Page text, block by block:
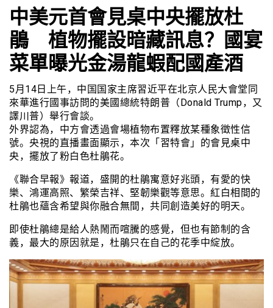
中美元首會見桌中央擺放杜
鵑 植物擺設暗藏訊息？國宴
菜單曝光金湯龍蝦配國產酒
5月14日上午，中国国家主席習近平在北京人民大會堂同
來華進行國事訪問的美國總統特朗普（Donald Trump，又
譯川普）舉行會談。
外界認為，中方會透過會場植物布置釋放某種象徵性信
號。央視的直播畫面顯示，本次「習特會」的會見桌中
央，擺放了粉白色杜鵑花。
《聯合早報》報道，盛開的杜鵑寓意好兆頭，有愛的快
樂、鴻運高照、繁榮吉祥、堅韌樂觀等意思。紅白相間的
杜鵑也蘊含希望與你融合無間，共同創造美好的明天。
即使杜鵑總是給人熱鬧而喧騰的感覺，但也有節制的含
義，最大的原因就是，杜鵑只在自己的花季中綻放。